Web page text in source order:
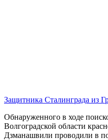
Защитника Сталинграда из
Обнаруженного в ходе
Волгоградской области
Дзманашвили проводили в